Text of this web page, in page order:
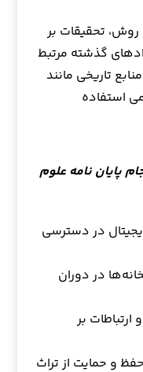
تحقیقات بر
گذشته مرتبط
تاریخی مانند
استفاده
پایان نامه علوم
در دسترسی
در دوران
ارتباطات بر
و حمایت از تراث